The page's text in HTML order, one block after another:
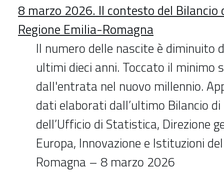
8 marzo 2026. Il contesto del Bilancio
Regione Emilia-Romagna
Il numero delle nascite è diminuito
ultimi dieci anni. Toccato il minimo
dall'entrata nel nuovo millennio.
dati elaborati dall’ultimo Bilancio di
dell’Ufficio di Statistica, Direzione
Europa, Innovazione e Istituzioni
Romagna – 8 marzo 2026